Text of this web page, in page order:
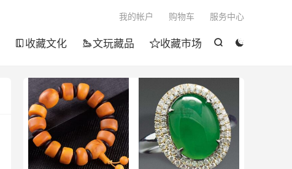


 收藏文化 文玩藏品 收藏市场
我的帐户 购物车 服务中心